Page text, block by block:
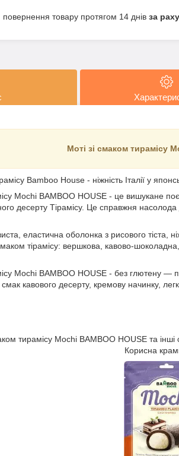
повернення товару протягом 14 днів за
Моті зі смаком тирамісу
Bamboo House - ніжність Італії у
Mochi BAMBOO HOUSE - це вишукане
десерту Тірамісу. Це справжня
еластична оболонка з рисового тіста,
тірамісу: вершкова, кавово-
Mochi BAMBOO HOUSE - без глютену —
кавового десерту, кремову начинку,
тирамісу Mochi BAMBOO HOUSE та
Корисна